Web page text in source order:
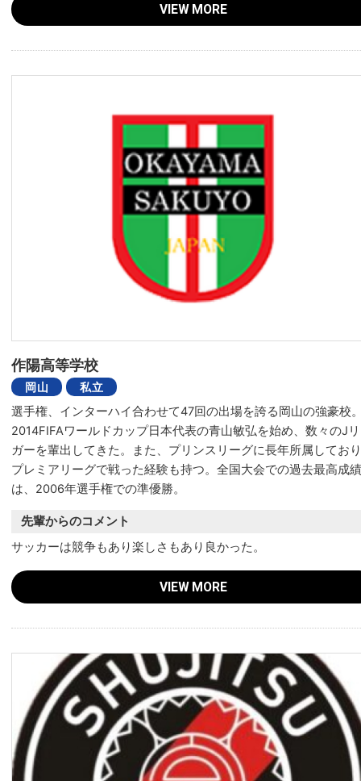
VIEW MORE
作陽高等学校
岡山 私立
選手権、インターハイ合わせて47回の出場を誇る岡山の強豪校
2014FIFAワールドカップ日本代表の青山敏弘を始め、数々のJ
ガーを輩出してきた。また、プリンスリーグに長年所属してお
プレミアリーグで戦った経験も持つ。全国大会での過去最高成
は、2006年選手権での準優勝。
先輩からのコメント
サッカーは競争もあり楽しさもあり良かった。
VIEW MORE